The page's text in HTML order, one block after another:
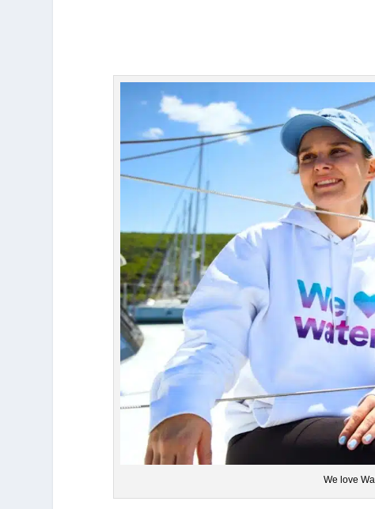
We love